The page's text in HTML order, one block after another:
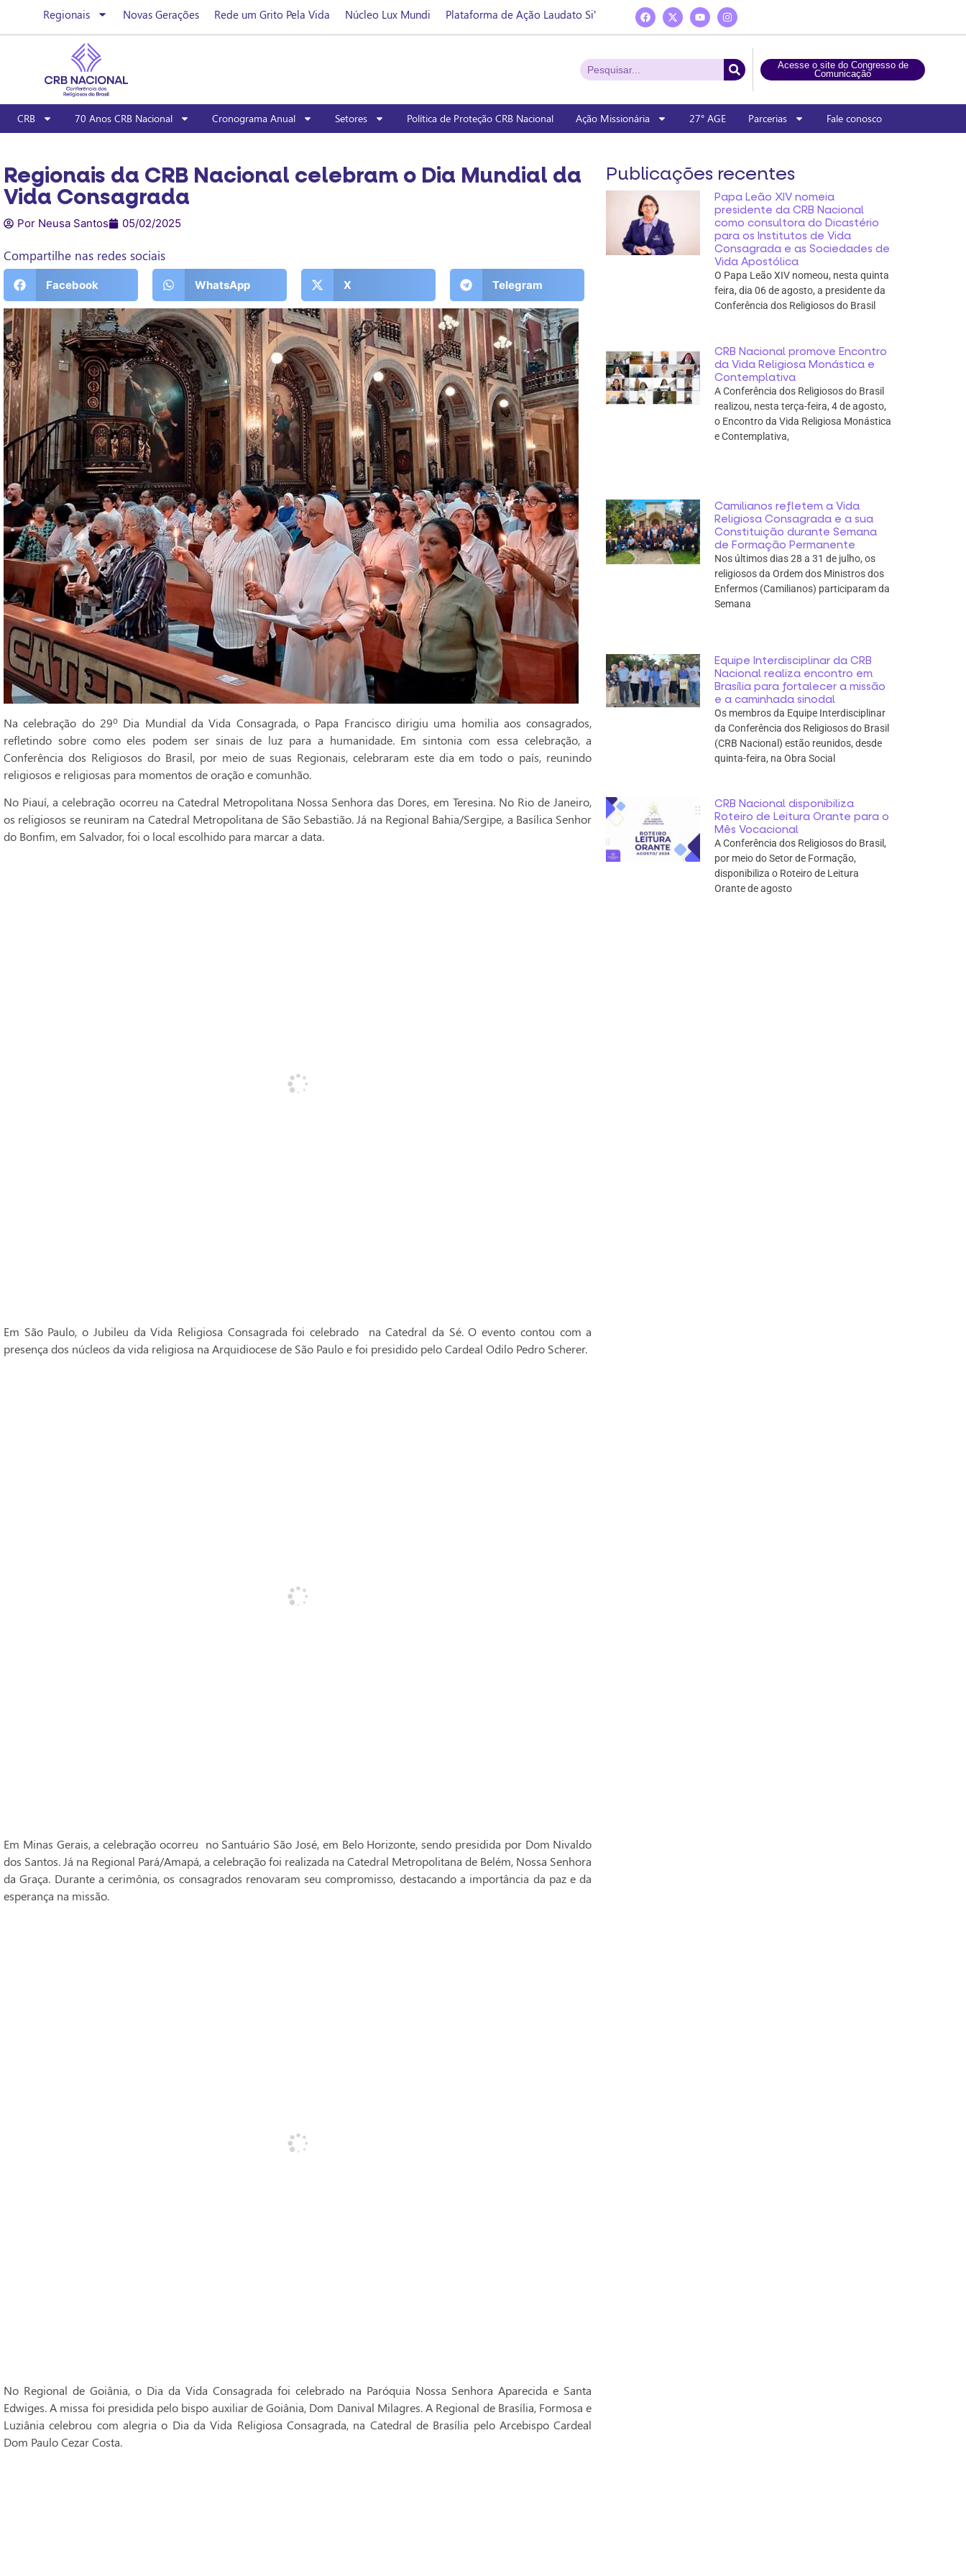
Regionais Novas Gerações Rede um Grito Pela Vida Núcleo Lux Mundi Plataforma de Ação Laudato Si’
Acesse o site do Congresso de
Comunicação
CRB 70 Anos CRB Nacional Cronograma Anual Setores Política de Proteção CRB Nacional Ação Missionária 27° AGE Parcerias Fale conosco
Regionais da CRB Nacional celebram o Dia Mundial da
Vida Consagrada
Por Neusa Santos 05/02/2025
Compartilhe nas redes sociais
Facebook WhatsApp X Telegram
Na celebração do 29º Dia Mundial da Vida Consagrada, o Papa Francisco dirigiu uma homilia aos consagrados,
refletindo sobre como eles podem ser sinais de luz para a humanidade. Em sintonia com essa celebração, a
Conferência dos Religiosos do Brasil, por meio de suas Regionais, celebraram este dia em todo o país, reunindo
religiosos e religiosas para momentos de oração e comunhão.
No Piauí, a celebração ocorreu na Catedral Metropolitana Nossa Senhora das Dores, em Teresina. No Rio de Janeiro,
os religiosos se reuniram na Catedral Metropolitana de São Sebastião. Já na Regional Bahia/Sergipe, a Basílica Senhor
do Bonfim, em Salvador, foi o local escolhido para marcar a data.
Em São Paulo, o Jubileu da Vida Religiosa Consagrada foi celebrado na Catedral da Sé. O evento contou com a
presença dos núcleos da vida religiosa na Arquidiocese de São Paulo e foi presidido pelo Cardeal Odilo Pedro Scherer.
Em Minas Gerais, a celebração ocorreu no Santuário São José, em Belo Horizonte, sendo presidida por Dom Nivaldo
dos Santos. Já na Regional Pará/Amapá, a celebração foi realizada na Catedral Metropolitana de Belém, Nossa Senhora
da Graça. Durante a cerimônia, os consagrados renovaram seu compromisso, destacando a importância da paz e da
esperança na missão.
No Regional de Goiânia, o Dia da Vida Consagrada foi celebrado na Paróquia Nossa Senhora Aparecida e Santa
Edwiges. A missa foi presidida pelo bispo auxiliar de Goiânia, Dom Danival Milagres. A Regional de Brasília, Formosa e
Luziânia celebrou com alegria o Dia da Vida Religiosa Consagrada, na Catedral de Brasília pelo Arcebispo Cardeal
Dom Paulo Cezar Costa.
Publicações recentes
Papa Leão XIV nomeia
presidente da CRB Nacional
como consultora do Dicastério
para os Institutos de Vida
Consagrada e as Sociedades de
Vida Apostólica
O Papa Leão XIV nomeou, nesta quinta
feira, dia 06 de agosto, a presidente da
Conferência dos Religiosos do Brasil
CRB Nacional promove Encontro
da Vida Religiosa Monástica e
Contemplativa
A Conferência dos Religiosos do Brasil
realizou, nesta terça-feira, 4 de agosto,
o Encontro da Vida Religiosa Monástica
e Contemplativa,
Camilianos refletem a Vida
Religiosa Consagrada e a sua
Constituição durante Semana
de Formação Permanente
Nos últimos dias 28 a 31 de julho, os
religiosos da Ordem dos Ministros dos
Enfermos (Camilianos) participaram da
Semana
Equipe Interdisciplinar da CRB
Nacional realiza encontro em
Brasília para fortalecer a missão
e a caminhada sinodal
Os membros da Equipe Interdisciplinar
da Conferência dos Religiosos do Brasil
(CRB Nacional) estão reunidos, desde
quinta-feira, na Obra Social
CRB Nacional disponibiliza
Roteiro de Leitura Orante para o
Mês Vocacional
A Conferência dos Religiosos do Brasil,
por meio do Setor de Formação,
disponibiliza o Roteiro de Leitura
Orante de agosto